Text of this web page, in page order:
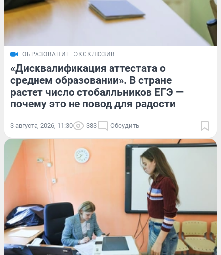
ОБРАЗОВАНИЕ ЭКСКЛЮЗИВ
«Дисквалификация аттестата о
среднем образовании». В стране
растет число стобалльников ЕГЭ —
почему это не повод для радости
3 августа, 2026, 11:30 383 Обсудить